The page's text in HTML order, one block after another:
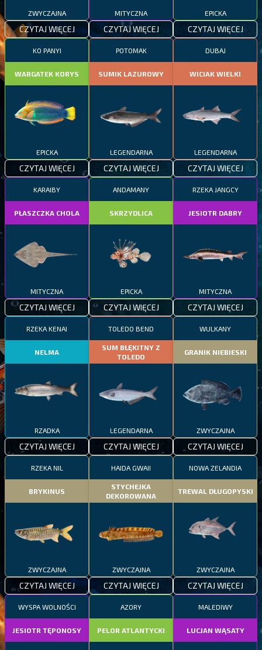
ZWYCZAJNA
CZYTAJ WIĘCEJ
MITYCZNA
CZYTAJ WIĘCEJ
EPICKA
CZYTAJ WIĘCEJ
KO PANYI
WARGATEK KORYS
EPICKA
CZYTAJ WIĘCEJ
POTOMAK
SUMIK LAZUROWY
LEGENDARNA
CZYTAJ WIĘCEJ
DUBAJ
WICIAK WIELKI
LEGENDARNA
CZYTAJ WIĘCEJ
KARAIBY
PŁASZCZKA CHOLA
MITYCZNA
CZYTAJ WIĘCEJ
ANDAMANY
SKRZYDLICA
EPICKA
CZYTAJ WIĘCEJ
RZEKA JANGCY
JESIOTR DABRY
MITYCZNA
CZYTAJ WIĘCEJ
RZEKA KENAI
NELMA
RZADKA
CZYTAJ WIĘCEJ
TOLEDO BEND
SUM BŁĘKITNY Z
TOLEDO
LEGENDARNA
CZYTAJ WIĘCEJ
WULKANY
GRANIK NIEBIESKI
ZWYCZAJNA
CZYTAJ WIĘCEJ
RZEKA NIL
BRYKINUS
ZWYCZAJNA
CZYTAJ WIĘCEJ
HAIDA GWAII
STYCHEJKA
DEKOROWANA
ZWYCZAJNA
CZYTAJ WIĘCEJ
NOWA ZELANDIA
TREWAL DŁUGOPYSKI
ZWYCZAJNA
CZYTAJ WIĘCEJ
WYSPA WOLNOŚCI
JESIOTR TĘPONOSY
AZORY
PELOR ATLANTYCKI
MALEDIWY
LUCJAN WĄSATY